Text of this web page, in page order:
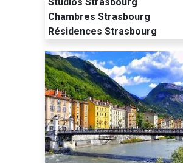
Studios Strasbourg
Chambres Strasbourg
Résidences Strasbourg